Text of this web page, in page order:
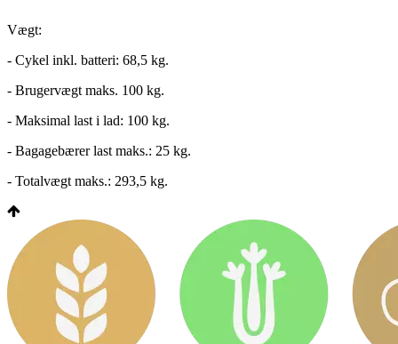
Vægt:
- Cykel inkl. batteri: 68,5 kg.
- Brugervægt maks. 100 kg.
- Maksimal last i lad: 100 kg.
- Bagagebærer last maks.: 25 kg.
- Totalvægt maks.: 293,5 kg.